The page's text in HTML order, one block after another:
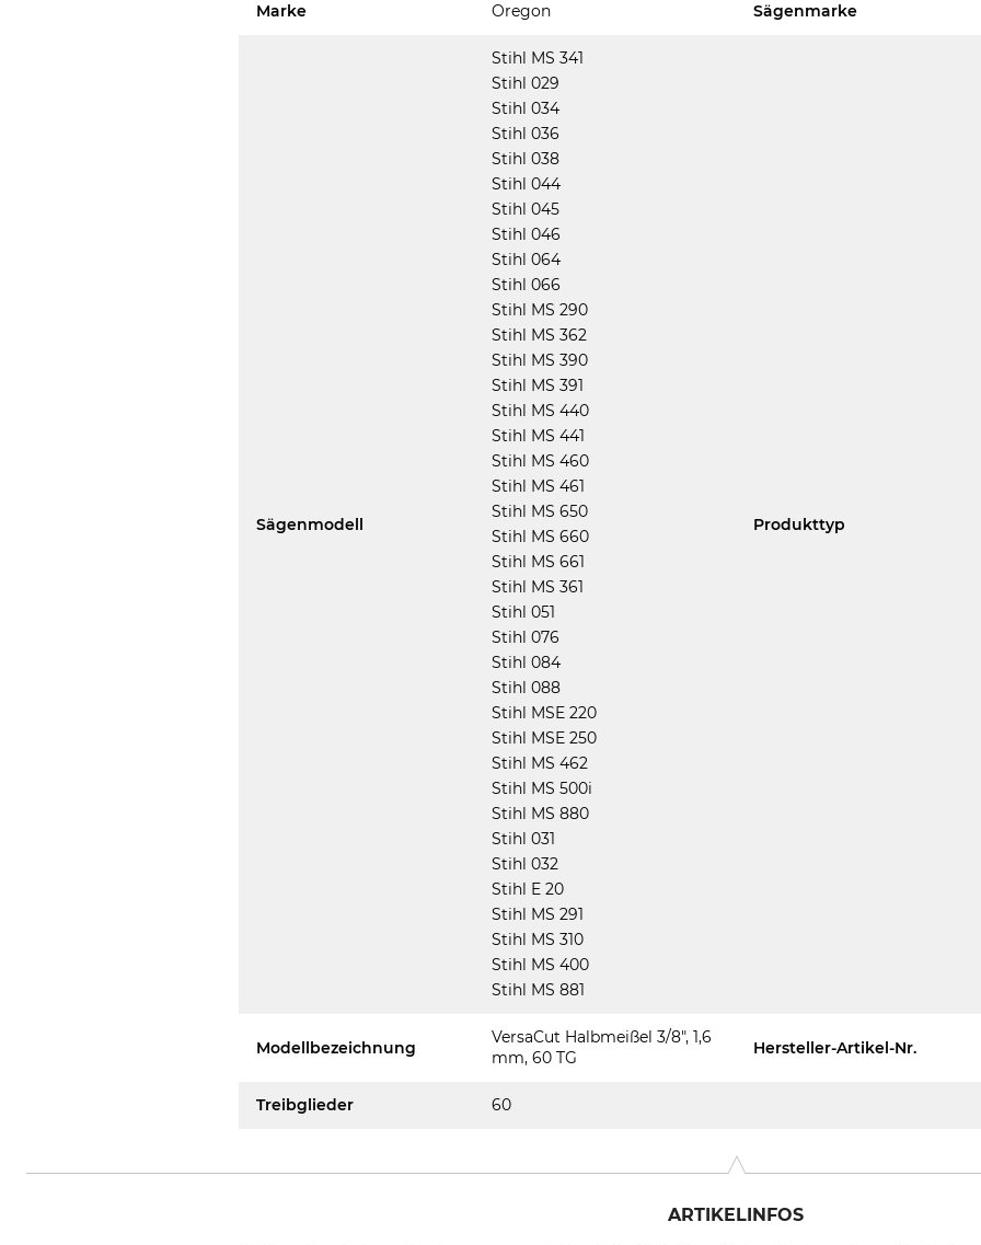
Marke Oregon Sägenmarke
Sägenmodell
Stihl MS 341
Stihl 029
Stihl 034
Stihl 036
Stihl 038
Stihl 044
Stihl 045
Stihl 046
Stihl 064
Stihl 066
Stihl MS 290
Stihl MS 362
Stihl MS 390
Stihl MS 391
Stihl MS 440
Stihl MS 441
Stihl MS 460
Stihl MS 461
Stihl MS 650
Stihl MS 660
Stihl MS 661
Stihl MS 361
Stihl 051
Stihl 076
Stihl 084
Stihl 088
Stihl MSE 220
Stihl MSE 250
Stihl MS 462
Stihl MS 500i
Stihl MS 880
Stihl 031
Stihl 032
Stihl E 20
Stihl MS 291
Stihl MS 310
Stihl MS 400
Stihl MS 881
Produkttyp
Modellbezeichnung
VersaCut Halbmeißel 3/8", 1,6
mm, 60 TG
Hersteller-Artikel-Nr.
Treibglieder 60
ARTIKELINFOS